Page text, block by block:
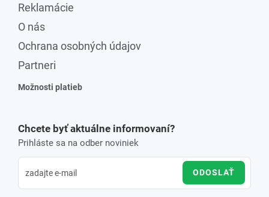
Reklamácie
O nás
Ochrana osobných údajov
Partneri
Možnosti platieb
Chcete byť aktuálne informovaní?
Prihláste sa na odber noviniek
ODOSLAŤ